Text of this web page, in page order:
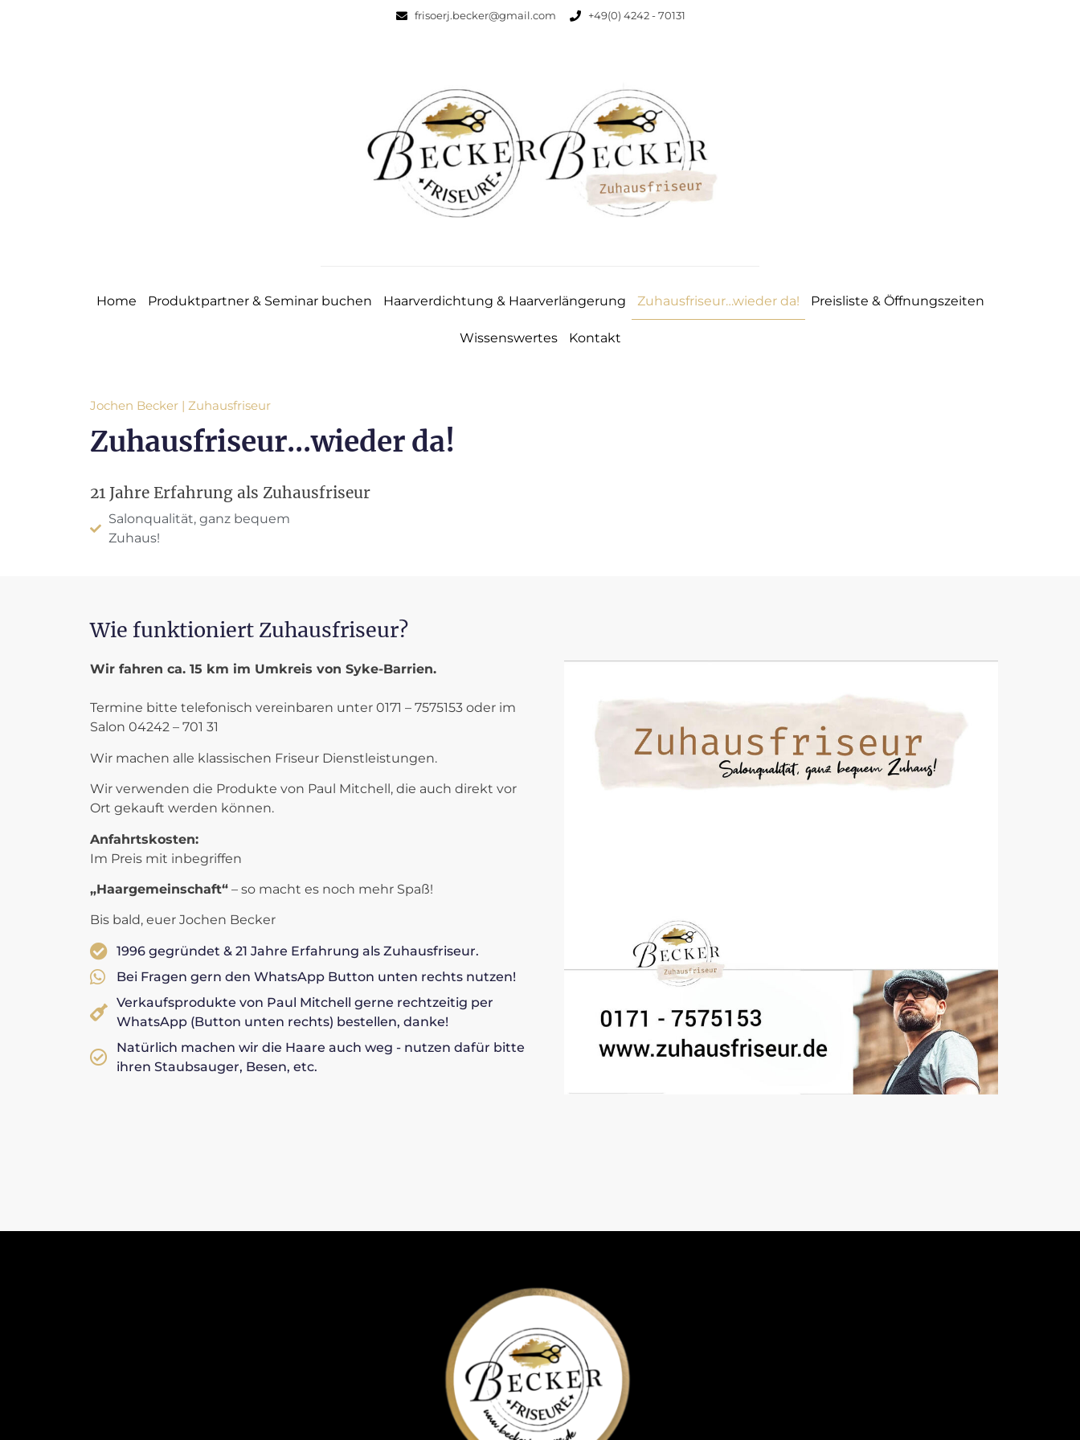
frisoerj.becker@gmail.com +49(0) 4242 - 70131
Home Produktpartner & Seminar buchen Haarverdichtung & Haarverlängerung Zuhausfriseur…wieder da! Preisliste & Öffnungszeiten
Wissenswertes Kontakt
Jochen Becker | Zuhausfriseur
Zuhausfriseur...wieder da!
21 Jahre Erfahrung als Zuhausfriseur
Salonqualität, ganz bequem
Zuhaus!
Wie funktioniert Zuhausfriseur?
Wir fahren ca. 15 km im Umkreis von Syke-Barrien.
Termine bitte telefonisch vereinbaren unter 0171 – 7575153 oder im
Salon 04242 – 701 31
Wir machen alle klassischen Friseur Dienstleistungen.
Wir verwenden die Produkte von Paul Mitchell, die auch direkt vor
Ort gekauft werden können.
Anfahrtskosten:
Im Preis mit inbegriffen
„Haargemeinschaft“ – so macht es noch mehr Spaß!
Bis bald, euer Jochen Becker
1996 gegründet & 21 Jahre Erfahrung als Zuhausfriseur.
Bei Fragen gern den WhatsApp Button unten rechts nutzen!
Verkaufsprodukte von Paul Mitchell gerne rechtzeitig per
WhatsApp (Button unten rechts) bestellen, danke!
Natürlich machen wir die Haare auch weg - nutzen dafür bitte
ihren Staubsauger, Besen, etc.